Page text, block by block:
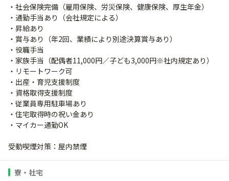
・社会保険完備（雇用保険、労災保険、健康保険、厚生年金）
・通勤手当あり（会社規定による）
・昇給あり
・賞与あり（年2回、業績により別途決算賞与あり）
・役職手当
・家族手当（配偶者11,000円／子ども3,000円※社内規定あり）
・リモートワーク可
・出産・育児支援制度
・資格取得支援制度
・従業員専用駐車場あり
・住宅取得時の祝い金あり
・マイカー通勤OK
受動喫煙対策：屋内禁煙
寮・社宅